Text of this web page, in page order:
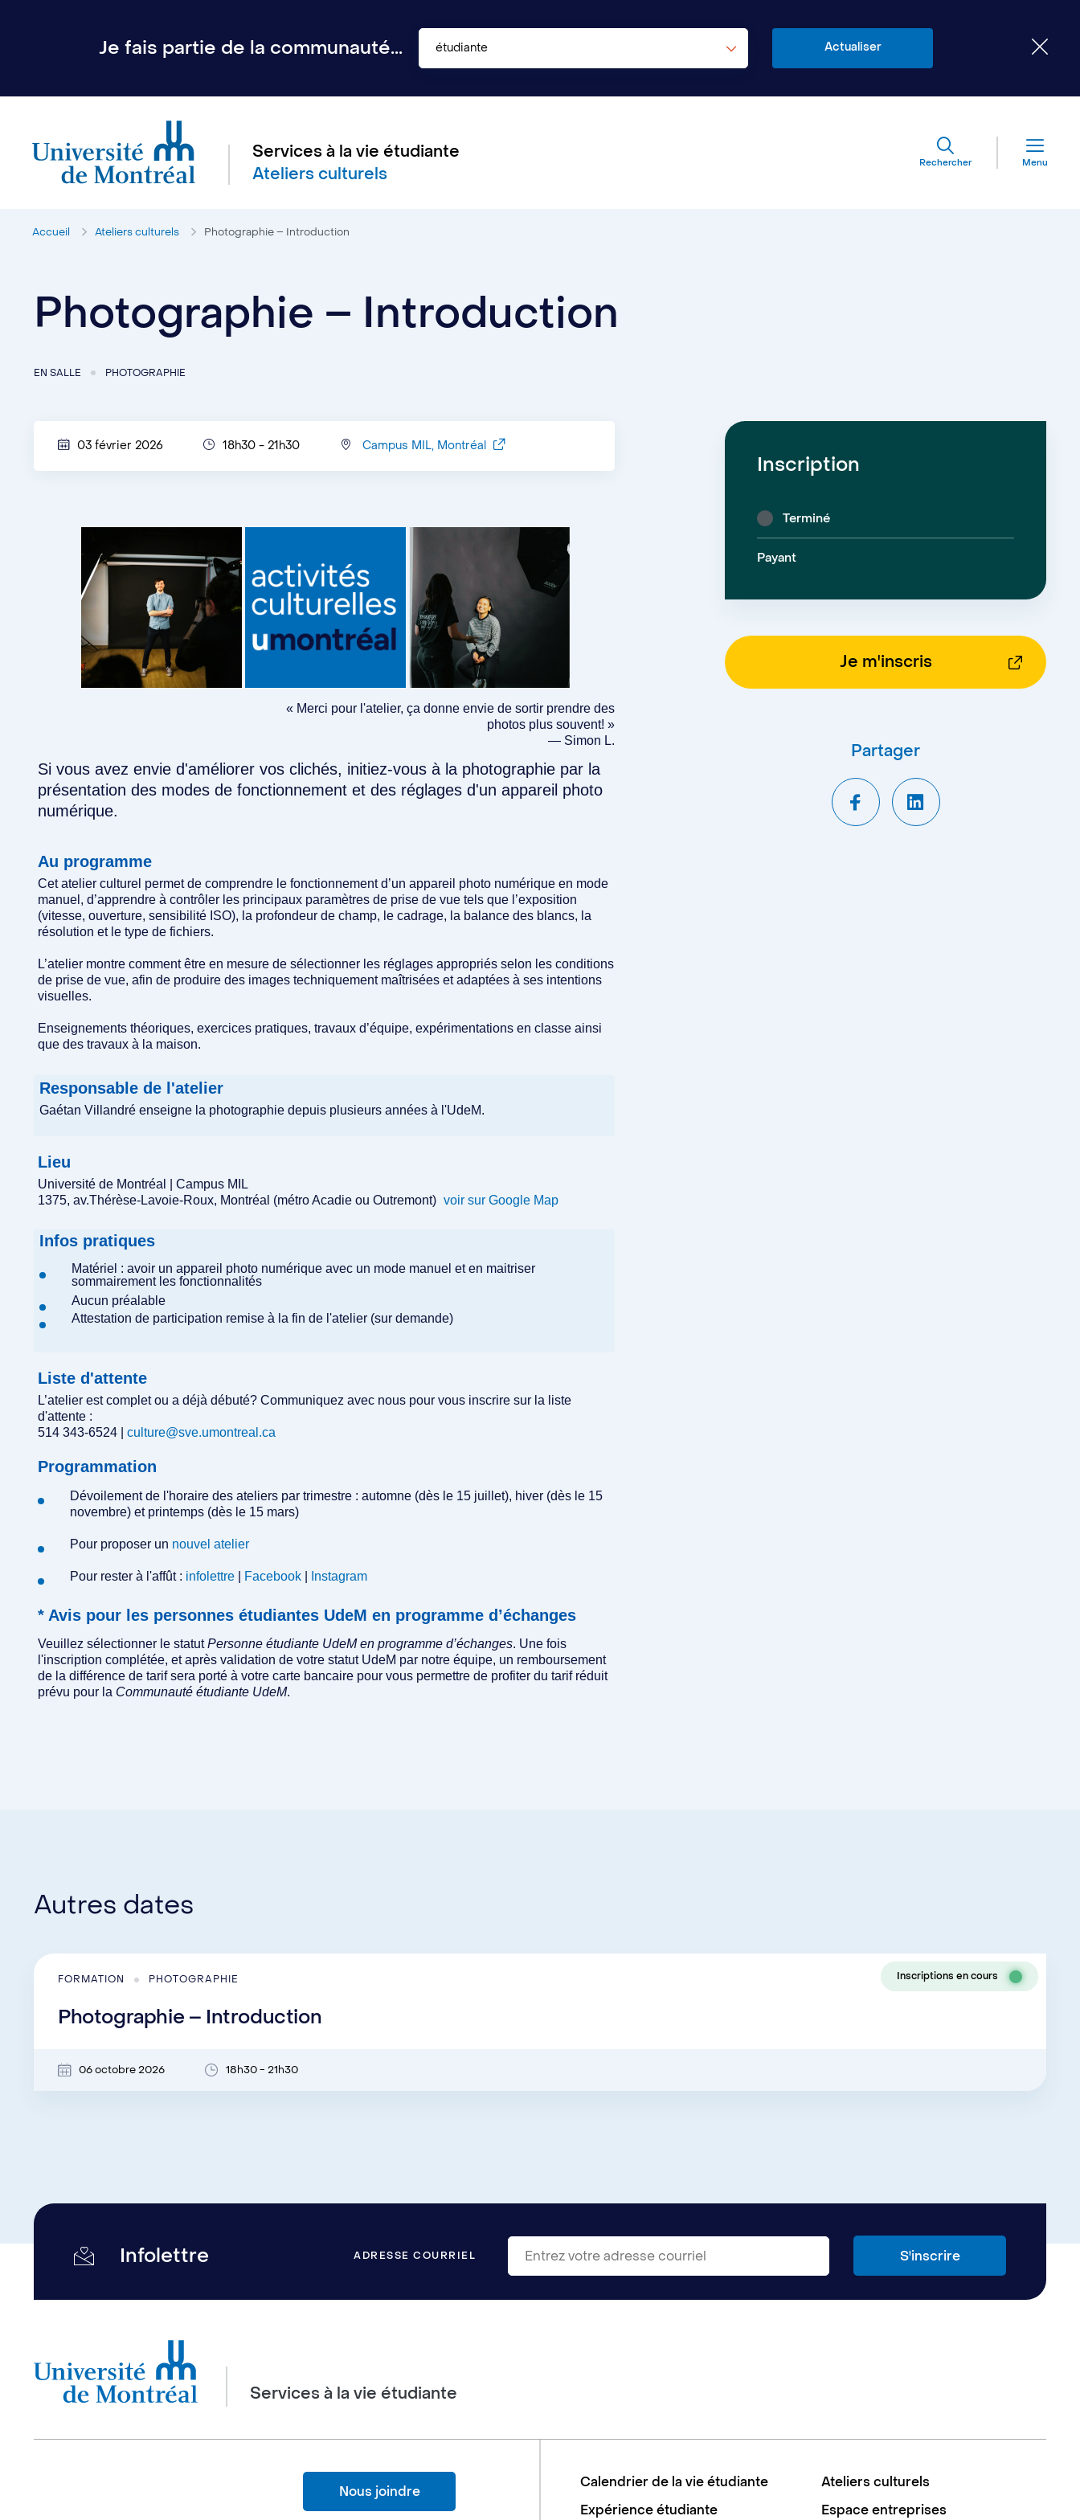
Je fais partie de la communauté... étudiante
Services à la vie étudiante
Ateliers culturels
Rechercher Menu
Accueil Ateliers culturels Photographie – Introduction
Photographie – Introduction
EN SALLE PHOTOGRAPHIE
03 février 2026 18h30 - 21h30 Campus MIL, Montréal
« Merci pour l'atelier, ça donne envie de sortir prendre des
photos plus souvent! »
— Simon L.
Si vous avez envie d'améliorer vos clichés, initiez-vous à la photographie par la
présentation des modes de fonctionnement et des réglages d'un appareil photo
numérique.
Au programme
Cet atelier culturel permet de comprendre le fonctionnement d’un appareil photo numérique en mode
manuel, d’apprendre à contrôler les principaux paramètres de prise de vue tels que l’exposition
(vitesse, ouverture, sensibilité ISO), la profondeur de champ, le cadrage, la balance des blancs, la
résolution et le type de fichiers.
L’atelier montre comment être en mesure de sélectionner les réglages appropriés selon les conditions
de prise de vue, afin de produire des images techniquement maîtrisées et adaptées à ses intentions
visuelles.
Enseignements théoriques, exercices pratiques, travaux d’équipe, expérimentations en classe ainsi
que des travaux à la maison.
Responsable de l'atelier
Gaétan Villandré enseigne la photographie depuis plusieurs années à l'UdeM.
Lieu
Université de Montréal | Campus MIL
1375, av.Thérèse-Lavoie-Roux, Montréal (métro Acadie ou Outremont) voir sur Google Map
Infos pratiques
Matériel : avoir un appareil photo numérique avec un mode manuel et en maitriser
sommairement les fonctionnalités
Aucun préalable
Attestation de participation remise à la fin de l'atelier (sur demande)
Liste d'attente
L’atelier est complet ou a déjà débuté? Communiquez avec nous pour vous inscrire sur la liste
d'attente :
514 343-6524 | culture@sve.umontreal.ca
Programmation
Dévoilement de l'horaire des ateliers par trimestre : automne (dès le 15 juillet), hiver (dès le 15
novembre) et printemps (dès le 15 mars)
Pour proposer un nouvel atelier
Pour rester à l'affût : infolettre Facebook Instagram
* Avis pour les personnes étudiantes UdeM en programme d’échanges
Veuillez sélectionner le statutPersonne étudiante UdeM en programme d’échanges. Une fois
l'inscription complétée, et après validation de votre statut UdeM par notre équipe, un remboursement
de la différence de tarif sera porté à votre carte bancaire pour vous permettre de profiter du tarif réduit
prévu pour la Communauté étudiante UdeM.
Inscription
Terminé
Payant
Je m'inscris
Partager
Autres dates
FORMATION PHOTOGRAPHIE Inscriptions en cours
Photographie – Introduction
06 octobre 2026 18h30 - 21h30
Infolettre ADRESSE COURRIEL
Services à la vie étudiante
Nous joindre
Calendrier de la vie étudiante
Ateliers culturels
Expérience étudiante
Espace entreprises